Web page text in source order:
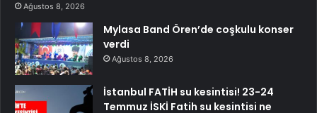
Ağustos 8, 2026
Mylasa Band Ören’de coşkulu konser
verdi
Ağustos 8, 2026
İstanbul FATİH su kesintisi! 23-24
Temmuz İSKİ Fatih su kesintisi ne